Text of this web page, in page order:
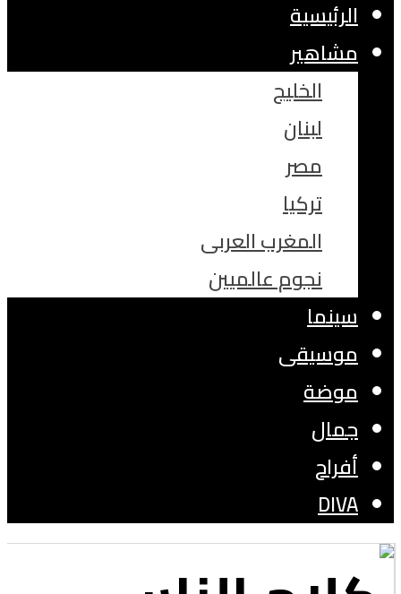
الرئيسية
مشاهير
الخليج
لبنان
مصر
تركيا
المغرب العربى
نجوم عالميين
سينما
موسيقى
موضة
جمال
أفراح
DIVA